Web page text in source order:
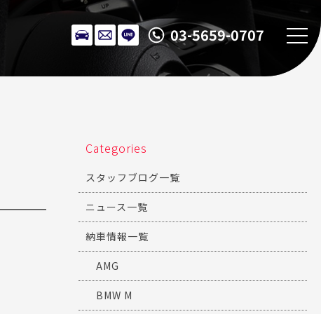
03-5659-0707
Categories
スタッフブログ一覧
ニュース一覧
納車情報一覧
AMG
BMW M